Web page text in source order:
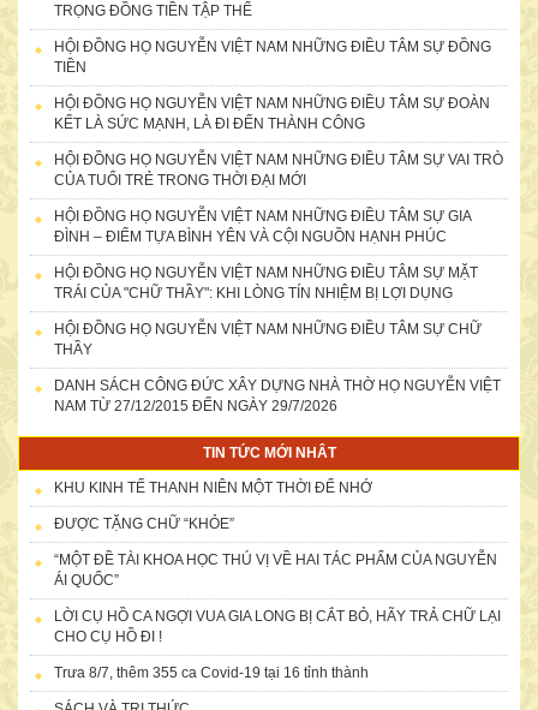
DANH SÁCH CÔNG ĐỨC ỦNG HỘ TÀI CHÍNH, KỶ VẬT CHO ĐẠI
HỘI “HỘI NGƯỜI HỌ NGUYỄN VIỆT NAM” LẦN THỨ NHẤT (ngày
27/12/2014)
Bà Nguyễn Thị Kiều Anh-56 Lê Văn Hưu, TP.Hà Nội-
TRỌNG ĐỒNG TIỀN TẬP THỂ
HỘI ĐỒNG HỌ NGUYỄN VIỆT NAM NHỮNG ĐIỀU TÂM SỰ ĐỒNG
TIỀN
HỘI ĐỒNG HỌ NGUYỄN VIỆT NAM NHỮNG ĐIỀU TÂM SỰ ĐOÀN
KẾT LÀ SỨC MẠNH, LÀ ĐI ĐẾN THÀNH CÔNG
HỘI ĐỒNG HỌ NGUYỄN VIỆT NAM NHỮNG ĐIỀU TÂM SỰ VAI TRÒ
CỦA TUỔI TRẺ TRONG THỜI ĐẠI MỚI
HỘI ĐỒNG HỌ NGUYỄN VIỆT NAM NHỮNG ĐIỀU TÂM SỰ GIA
ĐÌNH – ĐIỂM TỰA BÌNH YÊN VÀ CỘI NGUỒN HẠNH PHÚC
HỘI ĐỒNG HỌ NGUYỄN VIỆT NAM NHỮNG ĐIỀU TÂM SỰ MẶT
TRÁI CỦA "CHỮ THẦY": KHI LÒNG TÍN NHIỆM BỊ LỢI DỤNG
HỘI ĐỒNG HỌ NGUYỄN VIỆT NAM NHỮNG ĐIỀU TÂM SỰ CHỮ
THẦY
DANH SÁCH CÔNG ĐỨC XÂY DỰNG NHÀ THỜ HỌ NGUYỄN VIỆT
NAM TỪ 27/12/2015 ĐẾN NGÀY 29/7/2026
TIN TỨC MỚI NHÂT
KHU KINH TẾ THANH NIÊN MỘT THỜI ĐỂ NHỚ
ĐƯỢC TẶNG CHỮ “KHỎE”
“MỘT ĐỀ TÀI KHOA HỌC THÚ VỊ VỀ HAI TÁC PHẨM CỦA NGUYỄN
ÁI QUỐC”
LỜI CỤ HỒ CA NGỢI VUA GIA LONG BỊ CẮT BỎ, HÃY TRẢ CHỮ LẠI
CHO CỤ HỒ ĐI !
Trưa 8/7, thêm 355 ca Covid-19 tại 16 tỉnh thành